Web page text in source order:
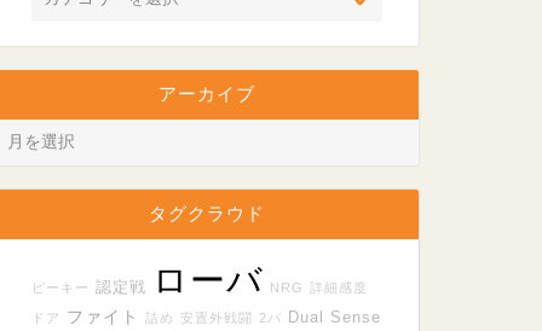
アーカイブ
タグクラウド
ピーキー 認定戦 ローバ NRG 詳細感度
ドア ファイト 詰め 安置外戦闘 2パ
Dual Sense